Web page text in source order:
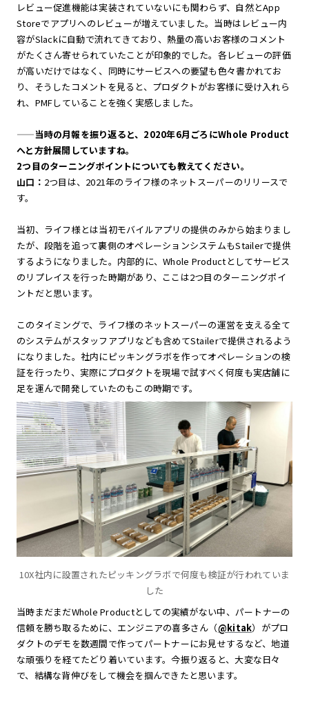
レビュー促進機能は実装されていないにも関わらず、自然とApp
Storeでアプリへのレビューが増えていました。当時はレビュー内
容がSlackに自動で流れてきており、熱量の高いお客様のコメント
がたくさん寄せられていたことが印象的でした。各レビューの評価
が高いだけではなく、同時にサービスへの要望も色々書かれてお
り、そうしたコメントを見ると、プロダクトがお客様に受け入れら
れ、PMFしていることを強く実感しました。
——当時の月報を振り返ると、2020年6月ごろにWhole Product
へと方針展開していますね。
2つ目のターニングポイントについても教えてください。
山口： 2つ目は、2021年のライフ様のネットスーパーのリリースで
す。
当初、ライフ様とは当初モバイルアプリの提供のみから始まりまし
たが、段階を追って裏側のオペレーションシステムもStailerで提供
するようになりました。内部的に、Whole Productとしてサービス
のリプレイスを行った時期があり、ここは2つ目のターニングポイ
ントだと思います。
このタイミングで、ライフ様のネットスーパーの運営を支える全て
のシステムがスタッフアプリなども含めてStailerで提供されるよう
になりました。社内にピッキングラボを作ってオペレーションの検
証を行ったり、実際にプロダクトを現場で試すべく何度も実店舗に
足を運んで開発していたのもこの時期です。
10X社内に設置されたピッキングラボで何度も検証が行われていま
した
当時まだまだWhole Productとしての実績がない中、パートナーの
信頼を勝ち取るために、エンジニアの喜多さん（@kitak）がプロ
ダクトのデモを数週間で作ってパートナーにお見せするなど、地道
な頑張りを経てたどり着いています。今振り返ると、大変な日々
で、結構な背伸びをして機会を掴んできたと思います。